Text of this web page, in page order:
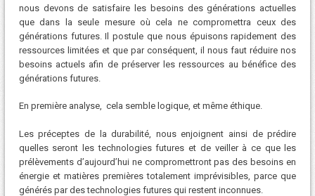
nous devons de satisfaire les besoins des générations actuelles
que dans la seule mesure où cela ne compromettra ceux des
générations futures. Il postule que nous épuisons rapidement des
ressources limitées et que par conséquent, il nous faut réduire nos
besoins actuels afin de préserver les ressources au bénéfice des
générations futures.
En première analyse, cela semble logique, et même éthique.
Les préceptes de la durabilité, nous enjoignent ainsi de prédire
quelles seront les technologies futures et de veiller à ce que les
prélèvements d’aujourd’hui ne compromettront pas des besoins en
énergie et matières premières totalement imprévisibles, parce que
générés par des technologies futures qui restent inconnues.